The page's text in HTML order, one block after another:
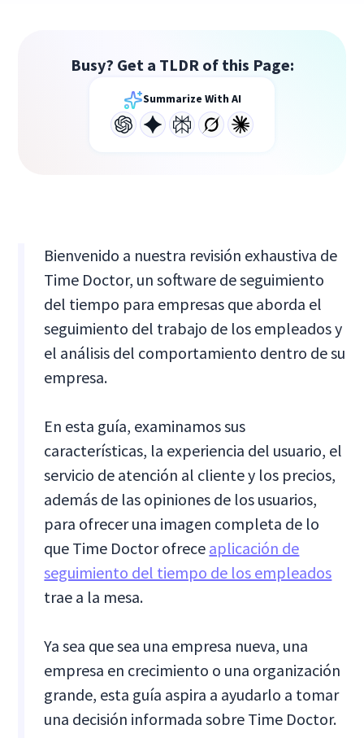
Busy? Get a TLDR of this Page:
Summarize With AI
Bienvenido a nuestra revisión exhaustiva de
Time Doctor, un software de seguimiento
del tiempo para empresas que aborda el
seguimiento del trabajo de los empleados y
el análisis del comportamiento dentro de su
empresa.
En esta guía, examinamos sus
características, la experiencia del usuario, el
servicio de atención al cliente y los precios,
además de las opiniones de los usuarios,
para ofrecer una imagen completa de lo
que Time Doctor ofrece aplicación de
seguimiento del tiempo de los empleados
trae a la mesa.
Ya sea que sea una empresa nueva, una
empresa en crecimiento o una organización
grande, esta guía aspira a ayudarlo a tomar
una decisión informada sobre Time Doctor.